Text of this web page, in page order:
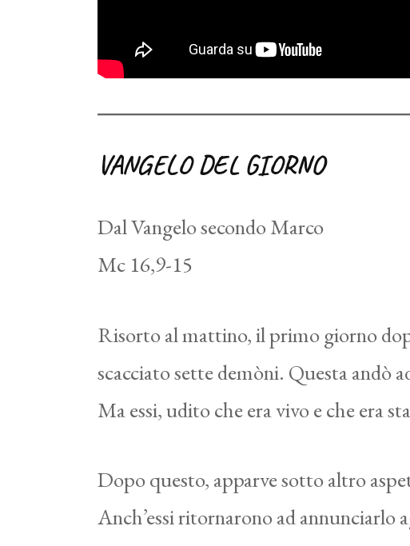
VANGELO DEL GIORNO
Dal Vangelo secondo Marco
Mc 16,9-15
Risorto al mattino, il primo giorno
scacciato sette demòni. Questa andò
Ma essi, udito che era vivo e che era
Dopo questo, apparve sotto altro
Anch’essi ritornarono ad annunciarlo